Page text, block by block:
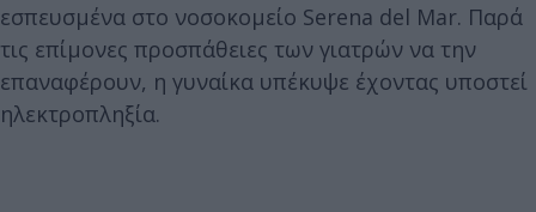
εσπευσμένα στο νοσοκομείο Serena del Mar. Παρά
τις επίμονες προσπάθειες των γιατρών να την
επαναφέρουν, η γυναίκα υπέκυψε έχοντας υποστεί
ηλεκτροπληξία.